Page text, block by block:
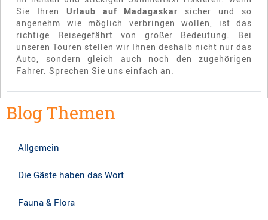
Sie Ihren Urlaub auf Madagaskar sicher und so
angenehm wie möglich verbringen wollen, ist das
richtige Reisegefährt von großer Bedeutung. Bei
unseren Touren stellen wir Ihnen deshalb nicht nur das
Auto, sondern gleich auch noch den zugehörigen
Fahrer. Sprechen Sie uns einfach an.
Blog Themen
Allgemein
Die Gäste haben das Wort
Fauna & Flora